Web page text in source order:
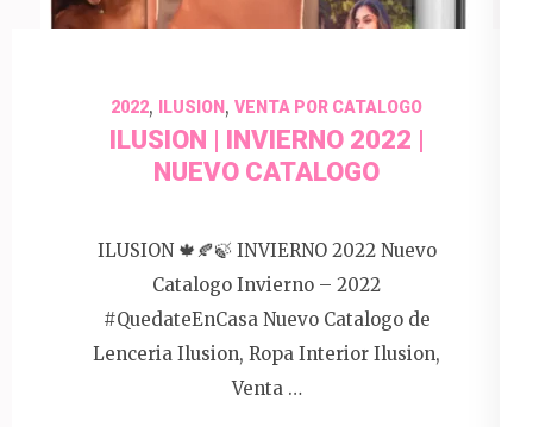
2022, ILUSION , VENTA POR CATALOGO
ILUSION | INVIERNO 2022 |
NUEVO CATALOGO
ILUSION 🍁🍂🍃 INVIERNO 2022 Nuevo
Catalogo Invierno – 2022
#QuedateEnCasa Nuevo Catalogo de
Lenceria Ilusion, Ropa Interior Ilusion,
Venta …